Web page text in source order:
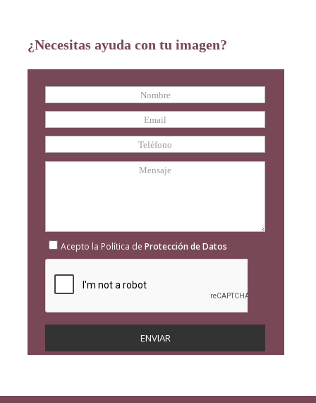
¿Necesitas ayuda con tu imagen?
Acepto la Política deProtección de Datos